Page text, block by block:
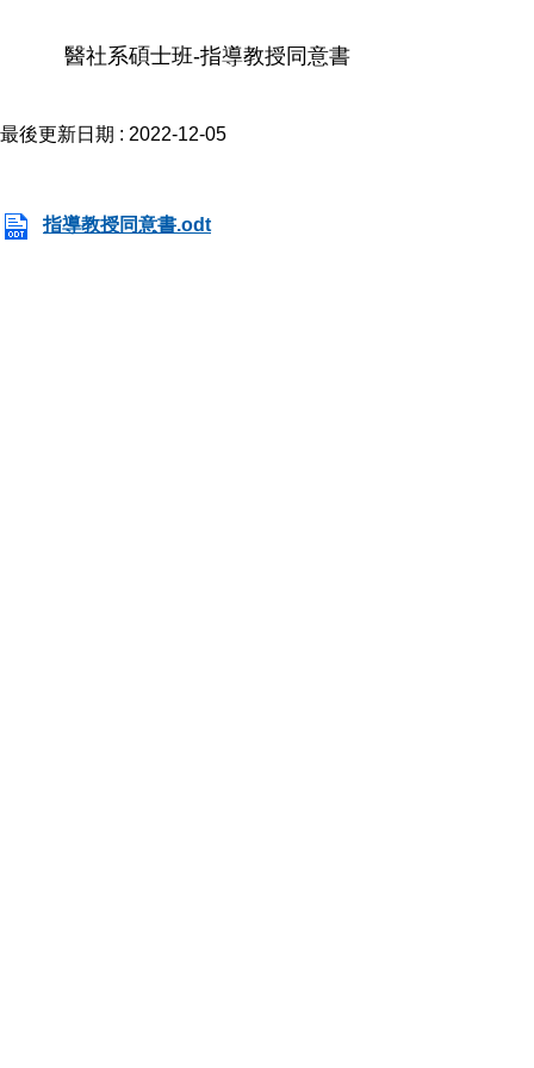
醫社系碩士班-指導教授同意書
最後更新日期 : 2022-12-05
指導教授同意書.odt